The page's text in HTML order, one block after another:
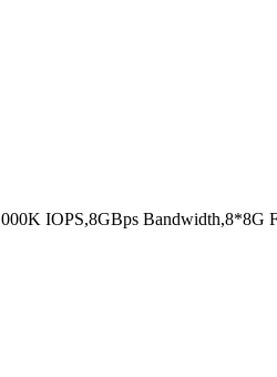
IOPS,8GBps